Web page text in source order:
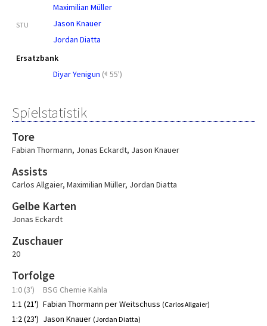
Maximilian Müller
STU
Jason Knauer
Jordan Diatta
Ersatzbank
Diyar Yenigun ( 55')
Spielstatistik
Tore
Fabian Thormann, Jonas Eckardt, Jason Knauer
Assists
Carlos Allgaier, Maximilian Müller, Jordan Diatta
Gelbe Karten
Jonas Eckardt
Zuschauer
20
Torfolge
1:0 (3')
BSG Chemie Kahla
1:1 (21') Fabian Thormann per Weitschuss (Carlos Allgaier)
1:2 (23') Jason Knauer (Jordan Diatta)